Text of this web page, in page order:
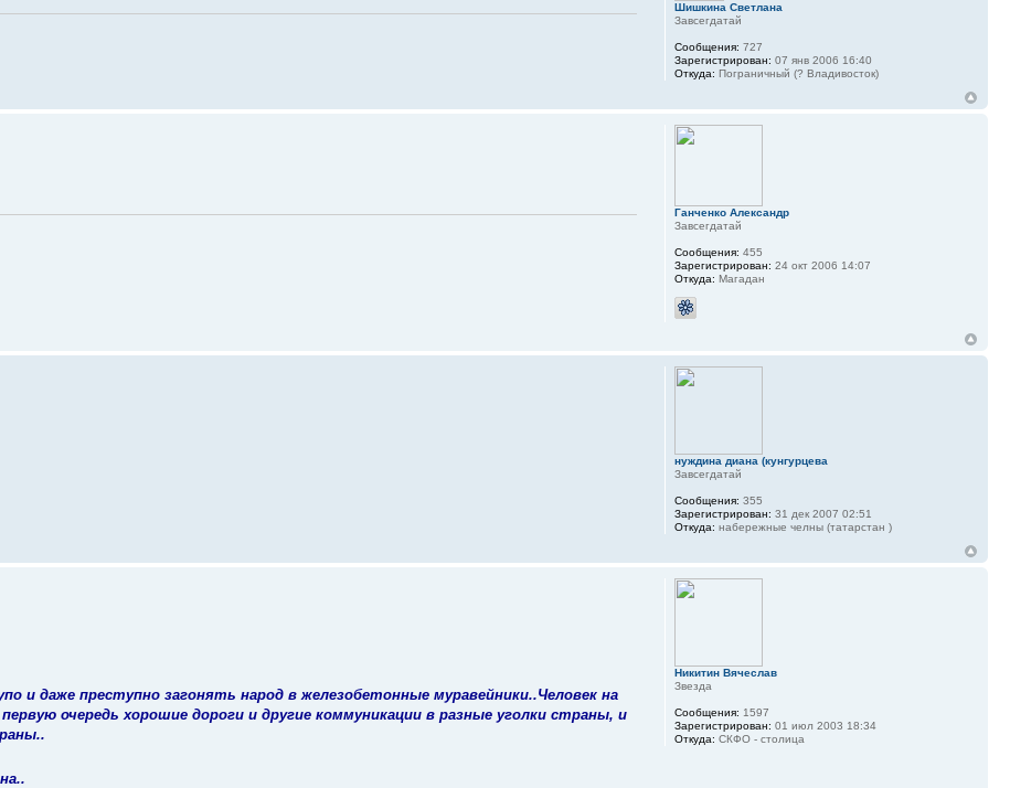
Шишкина Светлана
Завсегдатай
Сообщения: 727
Зарегистрирован: 07 янв 2006 16:40
Откуда: Пограничный (? Владивосток)
Ганченко Александр
Завсегдатай
Сообщения: 455
Зарегистрирован: 24 окт 2006 14:07
Откуда: Магадан
нуждина диана (кунгурцева
Завсегдатай
Сообщения: 355
Зарегистрирован: 31 дек 2007 02:51
Откуда: набережные челны (татарстан )
и даже преступно загонять народ в железобетонные муравейники..Человек на
очередь хорошие дороги и другие коммуникации в разные уголки страны, и
Никитин Вячеслав
Звезда
Сообщения: 1597
Зарегистрирован: 01 июл 2003 18:34
Откуда: СКФО - столица